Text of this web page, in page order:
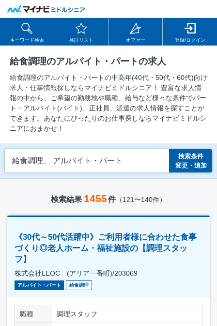
キーワード検索 検討リスト オファー 登録/ログイン
給食調理のアルバイト・パートの求人
給食調理のアルバイト・パートの中⾼年(40代・50代・60代)向け
求⼈・仕事情報探しならマイナビミドルシニア！ 豊富な求人情
報の中から、ご希望の勤務地や職種、給与など様々な条件でパー
ト・アルバイト(バイト)、正社員、派遣の求人情報を探すことが
できます。あなたにぴったりのお仕事探しならマイナビミドルシ
ニアにおまかせ！
給食調理、 アルバイト・パート
検索条件
変更・追加
検索結果 1455件（121〜140件）
《30代～50代活躍中》ご利用者様に合わせた食事
づくり◎老人ホーム・福祉施設の【調理スタッ
フ】
株式会社LEOC (アリア一番町)/203069
アルバイト・パート 給食調理
職種 調理スタッフ